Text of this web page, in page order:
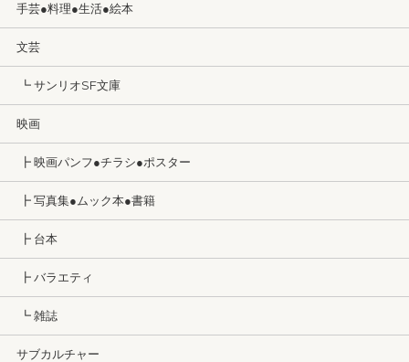
手芸●料理●生活●絵本
文芸
┗ サンリオSF文庫
映画
┣ 映画パンフ●チラシ●ポスター
┣ 写真集●ムック本●書籍
┣ 台本
┣ バラエティ
┗ 雑誌
サブカルチャー